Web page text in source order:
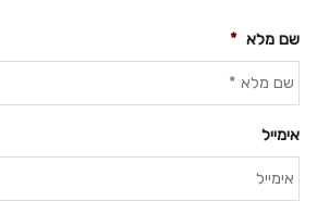
שם מלא *
אימייל